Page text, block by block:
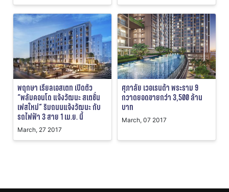
พฤกษา เรียลเอสเตท เปิดตัว
“พลัมคอนโด แจ้งวัฒนะ สเตชั่น
เฟสใหม่” ริมถนนแจ้งวัฒนะ กับ
รถไฟฟ้า 3 สาย 1 เม.ย. นี้
March, 27 2017
ศุภาลัย เวอเรนด้า พระราม 9
กวาดยอดขายกว่า 3,500 ล้าน
บาท
March, 07 2017